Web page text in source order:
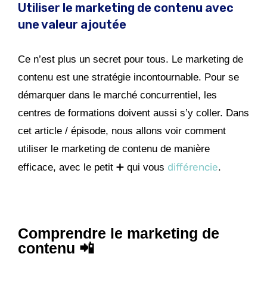
Utiliser le marketing de contenu avec
une valeur ajoutée
Ce n’est plus un secret pour tous. Le marketing de
contenu est une stratégie incontournable. Pour se
démarquer dans le marché concurrentiel, les
centres de formations doivent aussi s’y coller. Dans
cet article / épisode, nous allons voir comment
utiliser le marketing de contenu de manière
efficace, avec le petit ➕ qui vous différencie.
Comprendre le marketing de
contenu 📲